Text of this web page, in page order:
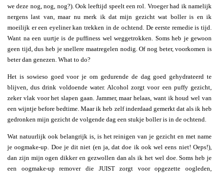
we deze nog, nog, nog?). Ook leeftijd speelt een rol. Vroeger had ik namelijk
nergens last van, maar nu merk ik dat mijn gezicht wat boller is en ik
moeilijk er een eyeliner kan trekken in de ochtend. De eerste remedie is tijd.
Want na een uurtje is de puffiness wel weggetrokken. Soms heb je gewoon
geen tijd, dus heb je snellere maatregelen nodig. Of nog beter, voorkomen is
beter dan genezen. What to do?
Het is sowieso goed voor je om gedurende de dag goed gehydrateerd te
blijven, dus drink voldoende water. Alcohol zorgt voor een puffy gezicht,
zeker vlak voor het slapen gaan. Jammer, maar helaas, want ik houd wel van
een wijntje before bedtime. Maar ik heb zelf inderdaad gemerkt dat als ik heb
gedronken mijn gezicht de volgende dag een stukje boller is in de ochtend.
Wat natuurlijk ook belangrijk is, is het reinigen van je gezicht en met name
je oogmake-up. Doe je dit niet (en ja, dat doe ik ook wel eens niet! Oeps!),
dan zijn mijn ogen dikker en gezwollen dan als ik het wel doe. Soms heb je
een oogmake-up remover die JUIST zorgt voor opgezette oogleden,